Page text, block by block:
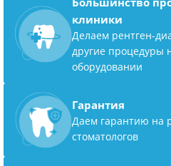
клиники
Делаем рентген-
другие процедуры
оборудовании
Гарантия
Даем гарантию на
стоматологов